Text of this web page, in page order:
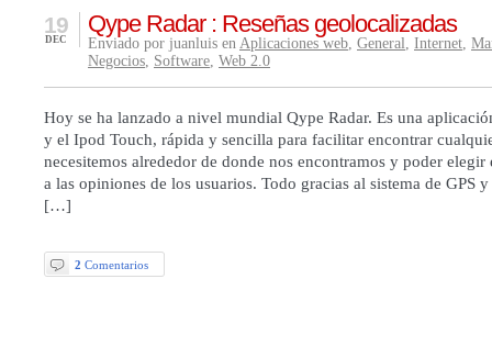
Qype Radar : Reseñas geolocalizadas
19
DEC Enviado por juanluis en Aplicaciones web, General, Internet,
Negocios, Software, Web 2.0
Hoy se ha lanzado a nivel mundial Qype Radar. Es una
y el Ipod Touch, rápida y sencilla para facilitar encontrar
necesitemos alrededor de donde nos encontramos y poder elegir
a las opiniones de los usuarios. Todo gracias al sistema de GPS
[…]
2 Comentarios